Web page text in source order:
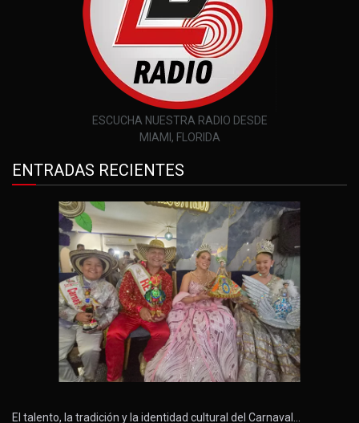
ESCUCHA NUESTRA RADIO DESDE
MIAMI, FLORIDA
ENTRADAS RECIENTES
El talento, la tradición y la identidad cultural del Carnaval…